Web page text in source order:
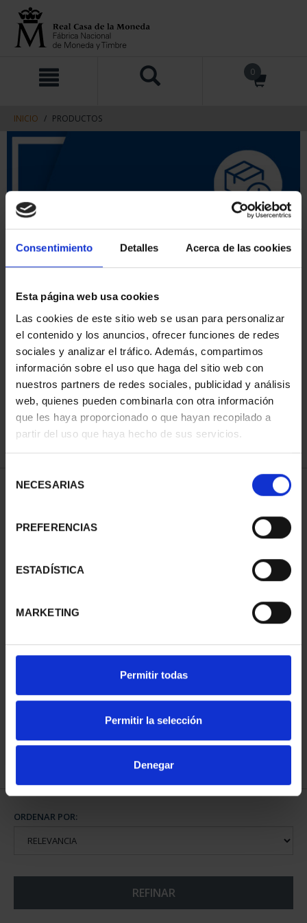
Consentimiento Detalles Acerca de las cookies
Esta página web usa cookies
Las cookies de este sitio web se usan para personalizar
el contenido y los anuncios, ofrecer funciones de redes
sociales y analizar el tráfico. Además, compartimos
información sobre el uso que haga del sitio web con
nuestros partners de redes sociales, publicidad y análisis
web, quienes pueden combinarla con otra información
que les haya proporcionado o que hayan recopilado a
partir del uso que haya hecho de sus servicios.
NECESARIAS
PREFERENCIAS
ESTADÍSTICA
MARKETING
Permitir todas
Permitir la selección
Denegar
contenido
navegacin
0
INICIO PRODUCTOS
ORDENAR POR:
REFINAR
1 Productos encontrados
CIUDADES PATRIMONIO
73,00 €
ORDENAR POR:
REFINAR